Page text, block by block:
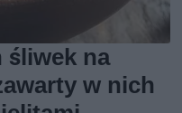
śliwek na
w nich